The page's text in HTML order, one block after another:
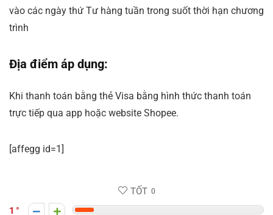
vào các ngày thứ Tư hàng tuần trong suốt thời hạn chương
trình
Địa điểm áp dụng:
Khi thanh toán bằng thẻ Visa bằng hình thức thanh toán
trực tiếp qua app hoặc website Shopee.
[affegg id=1]
TỐT 0
1